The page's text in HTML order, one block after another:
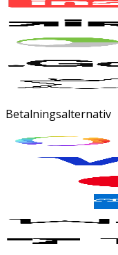
Betalningsalternativ